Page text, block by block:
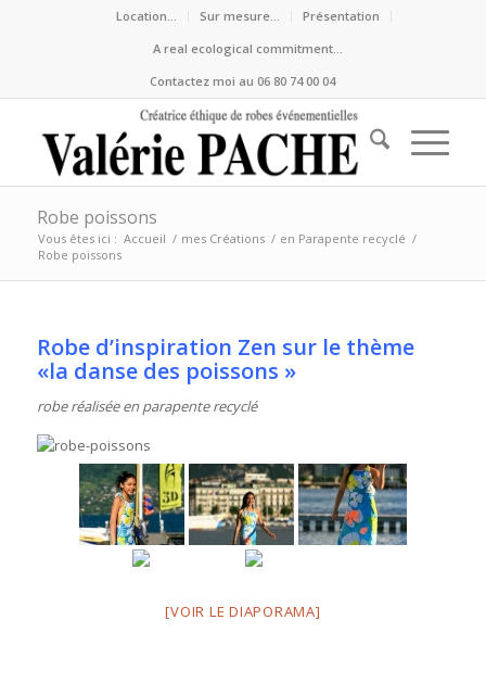
Location… Sur mesure…
Présentation
A real ecological commitment…
Contactez moi au 06 80 74 00 04
Robe poissons
Vous êtes ici : Accueil / mes Créations / en Parapente recyclé /
Robe poissons
Robe d’inspiration Zen sur le thème
«la danse des poissons »
robe réalisée en parapente recyclé
[VOIR LE DIAPORAMA]